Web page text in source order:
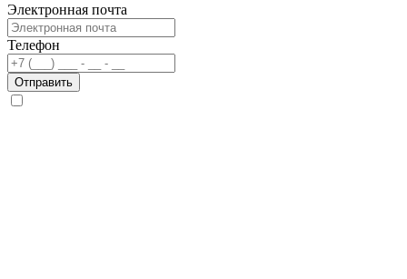
Электронная почта
Телефон
Отправить